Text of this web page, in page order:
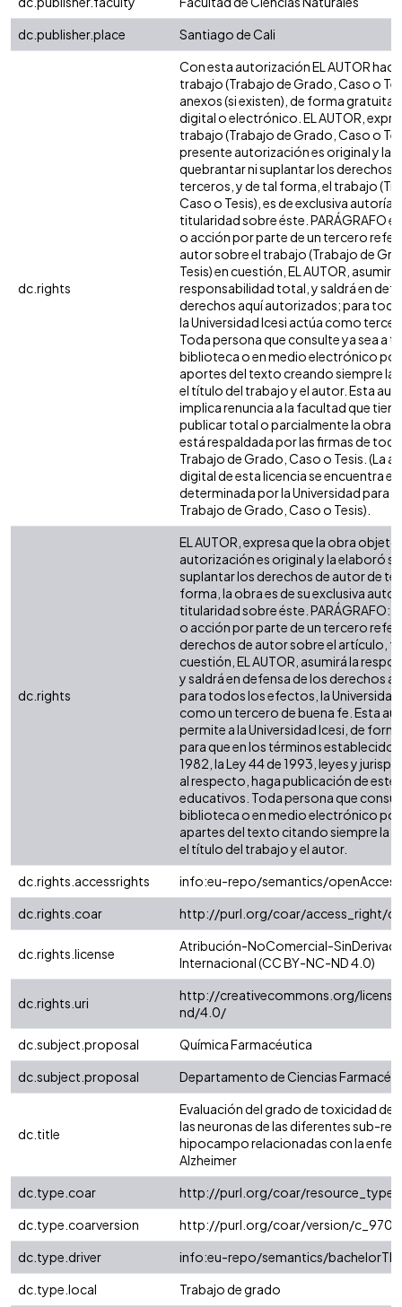
dc.publisher.place
Santiago de Cali
dc.rights
Con esta autorización EL AUTOR
trabajo (Trabajo de Grado, Caso o
anexos (si existen), de forma gratuita
digital o electrónico. EL AUTOR,
trabajo (Trabajo de Grado, Caso o
presente autorización es original y la
quebrantar ni suplantar los derechos
terceros, y de tal forma, el trabajo
Caso o Tesis), es de exclusiva autoría
titularidad sobre éste. PARÁGRAFO
o acción por parte de un tercero
autor sobre el trabajo (Trabajo de
Tesis) en cuestión, EL AUTOR, asumirá
responsabilidad total, y saldrá en
derechos aquí autorizados; para
la Universidad Icesi actúa como
Toda persona que consulte ya sea a
biblioteca o en medio electrónico
aportes del texto creando siempre la
el título del trabajo y el autor. Esta
implica renuncia a la facultad que tiene
publicar total o parcialmente la obra.
está respaldada por las firmas de
Trabajo de Grado, Caso o Tesis. (La
digital de esta licencia se encuentra
determinada por la Universidad para
Trabajo de Grado, Caso o Tesis).
dc.rights
EL AUTOR, expresa que la obra
autorización es original y la elaboró
suplantar los derechos de autor de
forma, la obra es de su exclusiva
titularidad sobre éste. PARÁGRAFO:
o acción por parte de un tercero
derechos de autor sobre el artículo,
cuestión, EL AUTOR, asumirá la
y saldrá en defensa de los derechos
para todos los efectos, la Universidad
como un tercero de buena fe. Esta
permite a la Universidad Icesi, de
para que en los términos establecidos
1982, la Ley 44 de 1993, leyes y
al respecto, haga publicación de este
educativos. Toda persona que
biblioteca o en medio electrónico
apartes del texto citando siempre la
el título del trabajo y el autor.
dc.rights.accessrights
info:eu-repo/semantics/openAccess
dc.rights.coar
http://purl.org/coar/access_right/
dc.rights.license
Atribución-NoComercial-
Internacional (CC BY-NC-ND 4.0)
dc.rights.uri
http://creativecommons.org/
nd/4.0/
dc.subject.proposal
Química Farmacéutica
dc.subject.proposal
Departamento de Ciencias
dc.title
Evaluación del grado de toxicidad de
las neuronas de las diferentes sub-
hipocampo relacionadas con la
Alzheimer
dc.type.coar
http://purl.org/coar/resource_type/
dc.type.coarversion
http://purl.org/coar/version/
dc.type.driver
info:eu-repo/semantics/
dc.type.local
Trabajo de grado